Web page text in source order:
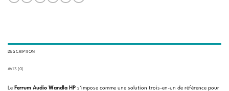
DESCRIPTION
AVIS (0)
Le Ferrum Audio Wandla HP s’impose comme une solution trois-en-un de référence pour